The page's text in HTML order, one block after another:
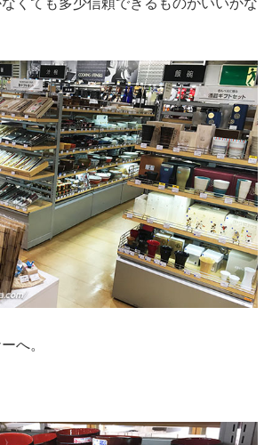
くても多少信頼できるものがいいかな
へ。